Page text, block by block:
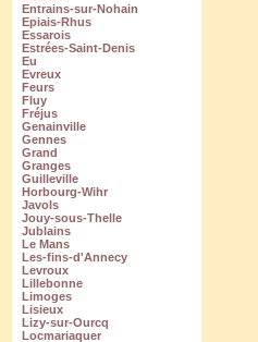
Entrains-sur-Nohain
Epiais-Rhus
Essarois
Estrées-Saint-Denis
Eu
Evreux
Feurs
Fluy
Fréjus
Genainville
Gennes
Grand
Granges
Guilleville
Horbourg-Wihr
Javols
Jouy-sous-Thelle
Jublains
Le Mans
Les-fins-d'Annecy
Levroux
Lillebonne
Limoges
Lisieux
Lizy-sur-Ourcq
Locmariaquer